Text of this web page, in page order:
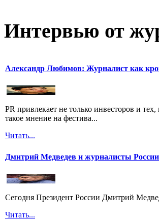
Интервью от
Александр Любимов: Журналист как
PR привлекает не только инвесторов и
такое мнение на фестива...
Читать...
Дмитрий Медведев и журналисты России
Сегодня Президент России Дмитрий
Читать...